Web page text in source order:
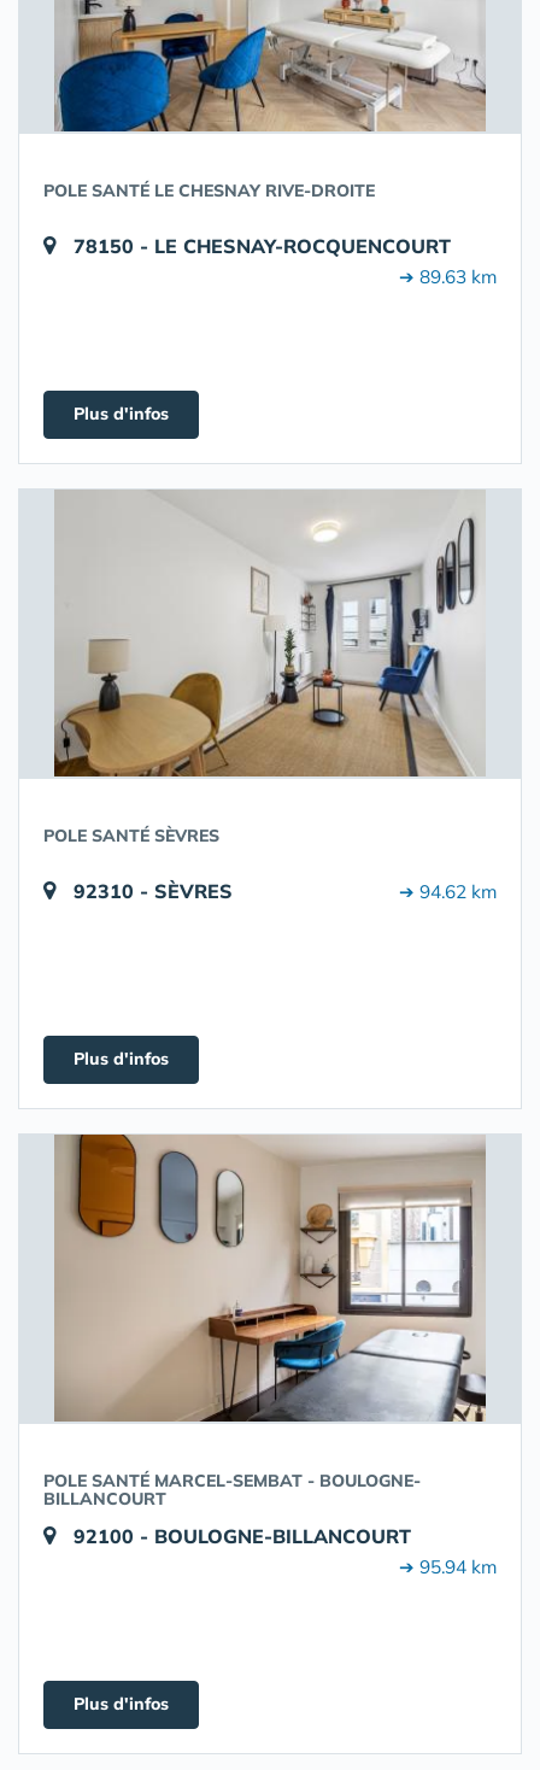
POLE SANTÉ LE CHESNAY RIVE-DROITE
78150 - LE CHESNAY-ROCQUENCOURT
➔ 89.63 km
Plus d'infos
POLE SANTÉ SÈVRES
92310 - SÈVRES ➔ 94.62 km
Plus d'infos
POLE SANTÉ MARCEL-SEMBAT - BOULOGNE-
BILLANCOURT
92100 - BOULOGNE-BILLANCOURT
➔ 95.94 km
Plus d'infos